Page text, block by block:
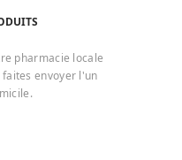
pharmacie locale
envoyer l'un